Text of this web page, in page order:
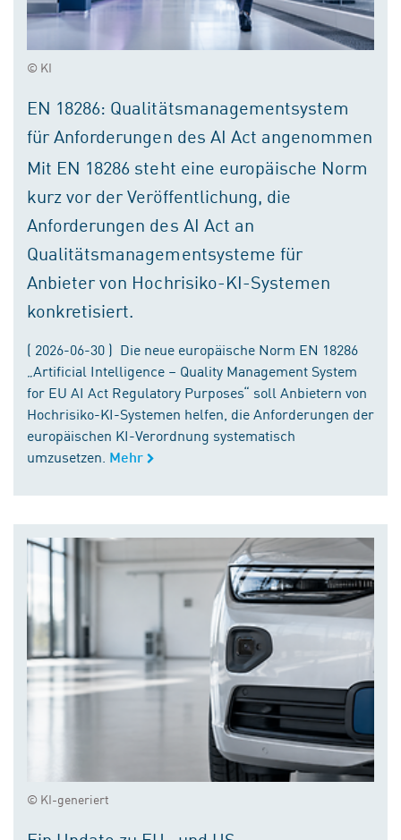
© KI
EN 18286: Qualitätsmanagementsystem
für Anforderungen des AI Act angenommen
Mit EN 18286 steht eine europäische Norm
kurz vor der Veröffentlichung, die
Anforderungen des AI Act an
Qualitätsmanagementsysteme für
Anbieter von Hochrisiko-KI-Systemen
konkretisiert.
( 2026-06-30 ) Die neue europäische Norm EN 18286
„Artificial Intelligence – Quality Management System
for EU AI Act Regulatory Purposes“ soll Anbietern von
Hochrisiko-KI-Systemen helfen, die Anforderungen der
europäischen KI-Verordnung systematisch
umzusetzen. Mehr
© KI-generiert